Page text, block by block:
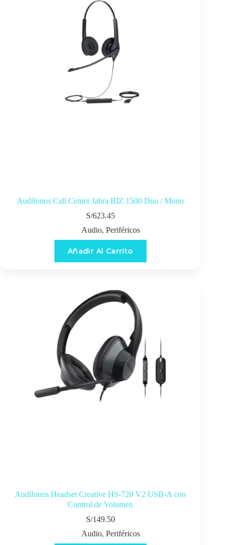
Audífonos Call Center Jabra BIZ 1500 Duo / Mono
S/623.45
Audio, Periféricos
Añadir Al Carrito
Audífonos Headset Creative HS-720 V2 USB-A con
Control de Volumen
S/149.50
Audio, Periféricos